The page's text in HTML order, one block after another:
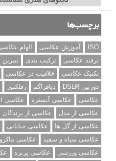
برچسب‌ها
ISO آموزش عکاسی الهام
ترفند عکاسی
ترکیب بندی
تکنیک عکاسی
خلاقیت در عکاسی
دوربین DSLR
دیافراگم رفلکتور
عکاسی
عکاسی آبستره
عکاسی
عکاسی از مدل
عکاسی از پرندگان
عکاسی از گل ها
عکاسی خیابانی
عکاسی سیاه و سفید
عکاسی ماکرو
عکاسی ورزشی
عکاسی پرتره